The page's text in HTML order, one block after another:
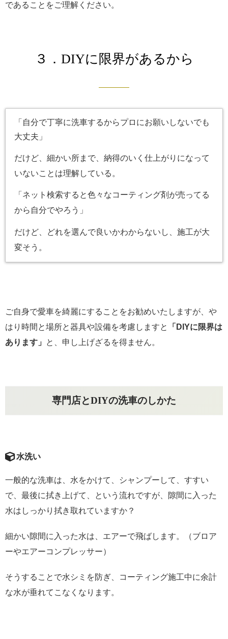
であることをご理解ください。
３．DIYに限界があるから
「自分で丁寧に洗車するからプロにお願いしないでも
大丈夫」
だけど、細かい所まで、納得のいく仕上がりになって
いないことは理解している。
「ネット検索すると色々なコーティング剤が売ってる
から自分でやろう」
だけど、どれを選んで良いかわからないし、施工が大
変そう。
ご自身で愛車を綺麗にすることをお勧めいたしますが、や
はり時間と場所と器具や設備を考慮しますと
「DIYに限界は
あります」
と、申し上げざるを得ません。
専門店とDIYの洗車のしかた
水洗い
一般的な洗車は、水をかけて、シャンプーして、すすい
で、最後に拭き上げて、という流れですが、隙間に入った
水はしっかり拭き取れていますか？
細かい隙間に入った水は、エアーで飛ばします。（ブロア
ーやエアーコンプレッサー）
そうすることで水シミを防ぎ、コーティング施工中に余計
な水が垂れてこなくなります。